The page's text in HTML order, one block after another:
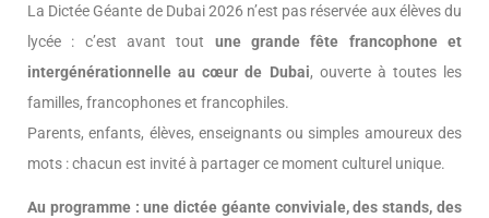
La Dictée Géante de Dubai 2026 n’est pas réservée aux élèves du
lycée : c’est avant tout une grande fête francophone et
intergénérationnelle au cœur de Dubai, ouverte à toutes les
familles, francophones et francophiles.
Parents, enfants, élèves, enseignants ou simples amoureux des
mots : chacun est invité à partager ce moment culturel unique.
Au programme : une dictée géante conviviale, des stands, des